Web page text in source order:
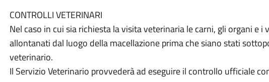
CONTROLLI VETERINARI
Nel caso in cui sia richiesta la visita veterinaria le carni, gli organi e i
allontanati dal luogo della macellazione prima che siano stati
veterinario.
Il Servizio Veterinario provvederà ad eseguire il controllo ufficiale